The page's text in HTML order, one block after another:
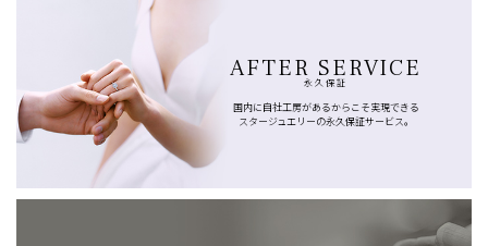
AFTER SERVICE
永久保証
国内に自社工房があるからこそ実現できる
スタージュエリーの永久保証サービス。